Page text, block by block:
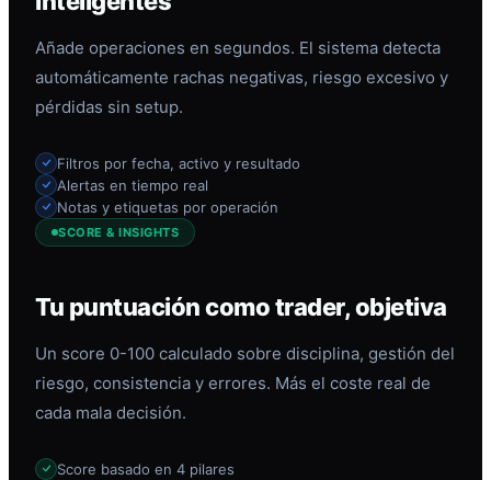
Añade operaciones en segundos. El sistema detecta
automáticamente rachas negativas, riesgo excesivo y
pérdidas sin setup.
Filtros por fecha, activo y resultado
Alertas en tiempo real
Notas y etiquetas por operación
SCORE & INSIGHTS
Tu puntuación como trader, objetiva
Un score 0-100 calculado sobre disciplina, gestión del
riesgo, consistencia y errores. Más el coste real de
cada mala decisión.
Score basado en 4 pilares